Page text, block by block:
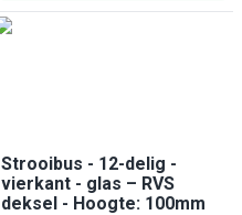
Strooibus - 12-delig -
vierkant - glas – RVS
deksel - Hoogte: 100mm